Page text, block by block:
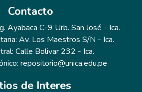
Contacto
Ayabaca C-9 Urb. San José - Ica.
Av. Los Maestros S/N - Ica.
Calle Bolivar 232 - Ica.
repositorio@unica.edu.pe
de Interes